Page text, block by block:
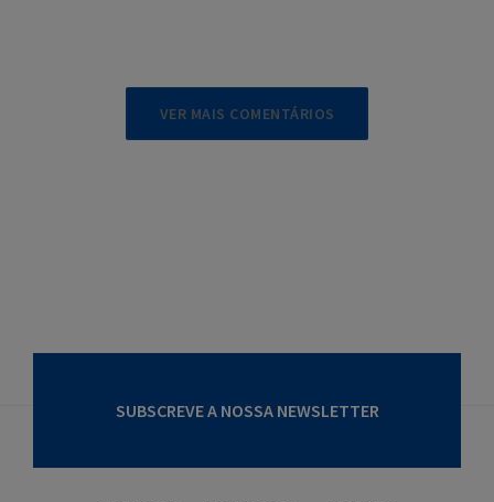
VER MAIS COMENTÁRIOS
SUBSCREVE A NOSSA NEWSLETTER